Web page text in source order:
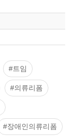
#트임
#의류리폼
#장애인의류리폼